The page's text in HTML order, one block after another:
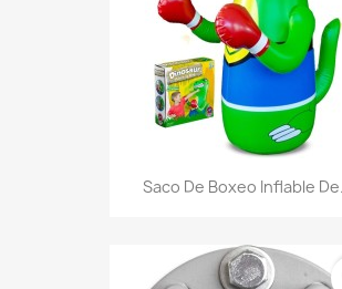
Saco De Boxeo Inflable